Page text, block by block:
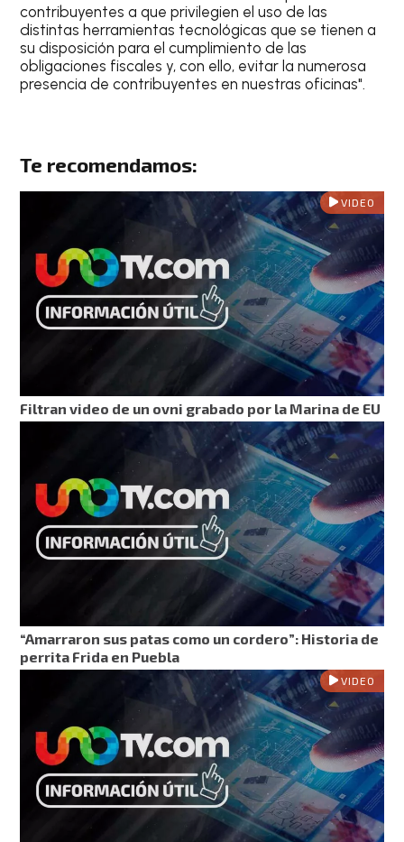
contribuyentes a que privilegien el uso de las
distintas herramientas tecnológicas que se tienen a
su disposición para el cumplimiento de las
obligaciones fiscales y, con ello, evitar la numerosa
presencia de contribuyentes en nuestras oficinas".
Te recomendamos:
VIDEO
Filtran video de un ovni grabado por la Marina de EU
“Amarraron sus patas como un cordero”: Historia de
perrita Frida en Puebla
VIDEO